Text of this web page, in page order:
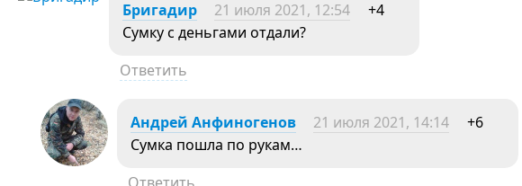
Бригадир 21 июля 2021, 12:54
+4
Сумку с деньгами отдали?
Ответить
Андрей Анфиногенов 21 июля 2021, 14:14
+6
Сумка пошла по рукам…